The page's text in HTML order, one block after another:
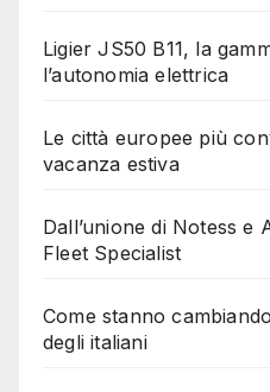
Ligier JS50 B11, la
l’autonomia elettrica
Le città europee più
vacanza estiva
Dall’unione di Notess
Fleet Specialist
Come stanno
degli italiani